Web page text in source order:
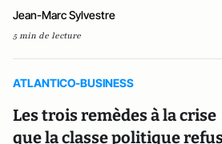
Jean-Marc Sylvestre
5 min de lecture
ATLANTICO-BUSINESS
Les trois remèdes à la crise
que la classe politique